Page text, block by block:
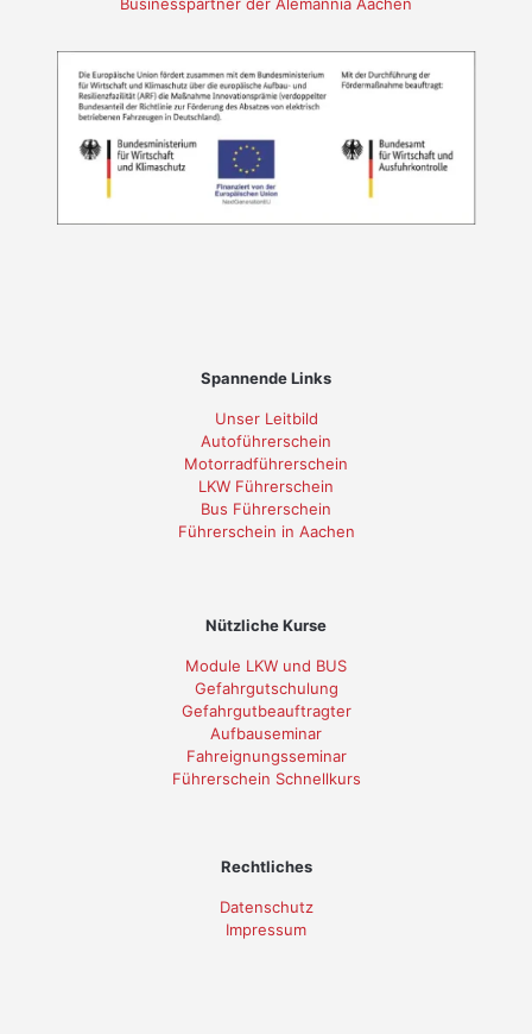
Businesspartner der Alemannia Aachen
Spannende Links
Unser Leitbild
Autoführerschein
Motorradführerschein
LKW Führerschein
Bus Führerschein
Führerschein in Aachen
Nützliche Kurse
Module LKW und BUS
Gefahrgutschulung
Gefahrgutbeauftragter
Aufbauseminar
Fahreignungsseminar
Führerschein Schnellkurs
Rechtliches
Datenschutz
Impressum